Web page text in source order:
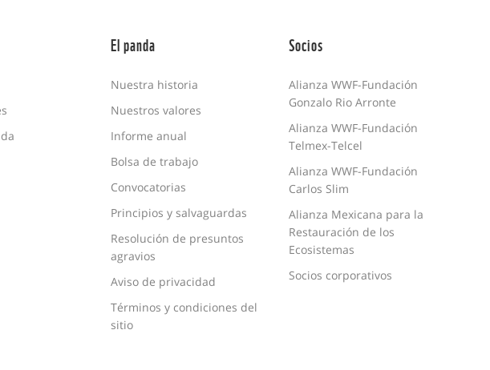
El panda
Nuestra historia
Nuestros valores
Informe anual
Bolsa de trabajo
Convocatorias
Principios y salvaguardas
Resolución de presuntos
agravios
Aviso de privacidad
Términos y condiciones del
sitio
Socios
Alianza WWF-Fundación
Gonzalo Rio Arronte
Alianza WWF-Fundación
Telmex-Telcel
Alianza WWF-Fundación
Carlos Slim
Alianza Mexicana para la
Restauración de los
Ecosistemas
Socios corporativos